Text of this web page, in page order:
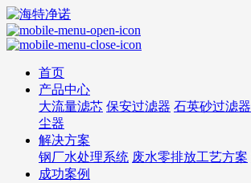
首页
产品中心
大流量滤芯 保安过滤器 石英砂过滤器
尘器
解决方案
钢厂水处理系统 废水零排放工艺方案
成功案例